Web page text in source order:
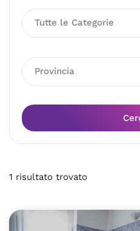
Tutte le Categorie
Provincia
1 risultato trovato